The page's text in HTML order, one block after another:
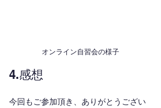
オンライン自習会の様子
4.感想
今回もご参加頂き、ありがとうござい